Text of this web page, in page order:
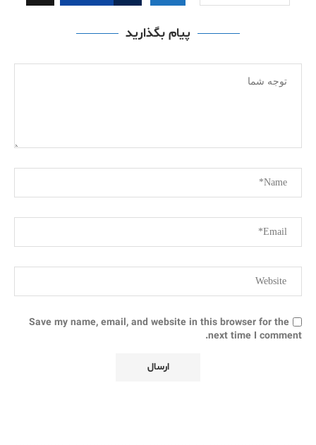
پیام بگذارید
Save my name, email, and website in this browser for the
next time I comment.